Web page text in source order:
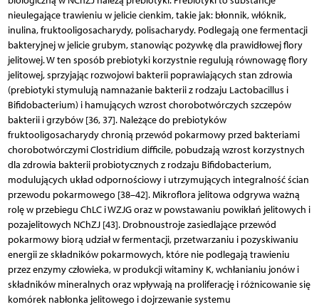
nieulegające trawieniu w jelicie cienkim, takie jak: błonnik, włóknik,
inulina, fruktooligosacharydy, polisacharydy. Podlegają one fermentacji
bakteryjnej w jelicie grubym, stanowiąc pożywkę dla prawidłowej flory
jelitowej. W ten sposób prebiotyki korzystnie regulują równowagę flory
jelitowej, sprzyjając rozwojowi bakterii poprawiających stan zdrowia
(prebiotyki stymulują namnażanie bakterii z rodzaju Lactobacillus i
Bifidobacterium) i hamujących wzrost chorobotwórczych szczepów
bakterii i grzybów [36, 37]. Należące do prebiotyków
fruktooligosacharydy chronią przewód pokarmowy przed bakteriami
chorobotwórczymi Clostridium difficile, pobudzają wzrost korzystnych
dla zdrowia bakterii probiotycznych z rodzaju Bifidobacterium,
modulujących układ odpornościowy i utrzymujących integralność ścian
przewodu pokarmowego [38–42]. Mikroflora jelitowa odgrywa ważną
rolę w przebiegu ChLC i WZJG oraz w powstawaniu powikłań jelitowych i
pozajelitowych NChZJ [43]. Drobnoustroje zasiedlające przewód
pokarmowy biorą udział w fermentacji, przetwarzaniu i pozyskiwaniu
energii ze składników pokarmowych, które nie podlegają trawieniu
przez enzymy człowieka, w produkcji witaminy K, wchłanianiu jonów i
składników mineralnych oraz wpływają na proliferację i różnicowanie się
komórek nabłonka jelitowego i dojrzewanie systemu